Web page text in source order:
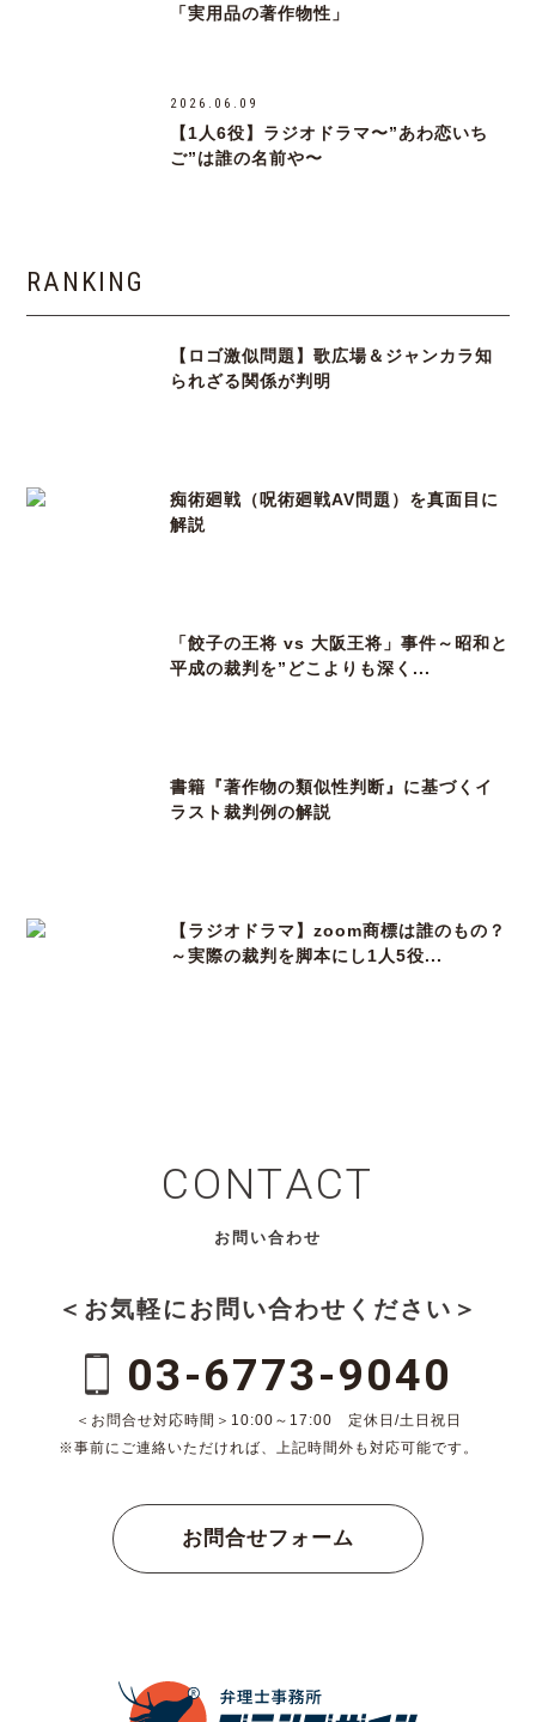
「実用品の著作物性」
2026.06.09
【1人6役】ラジオドラマ〜”あわ恋いち
ご”は誰の名前や〜
RANKING
【ロゴ激似問題】歌広場＆ジャンカラ知
られざる関係が判明
痴術廻戦（呪術廻戦AV問題）を真面目に
解説
「餃子の王将 vs 大阪王将」事件～昭和と
平成の裁判を”どこよりも深く...
書籍『著作物の類似性判断』に基づくイ
ラスト裁判例の解説
【ラジオドラマ】zoom商標は誰のもの？
～実際の裁判を脚本にし1人5役...
CONTACT
お問い合わせ
＜お気軽にお問い合わせください＞
03-6773-9040
＜お問合せ対応時間＞10:00～17:00 定休日/土日祝日
※事前にご連絡いただければ、上記時間外も対応可能です。
お問合せフォーム